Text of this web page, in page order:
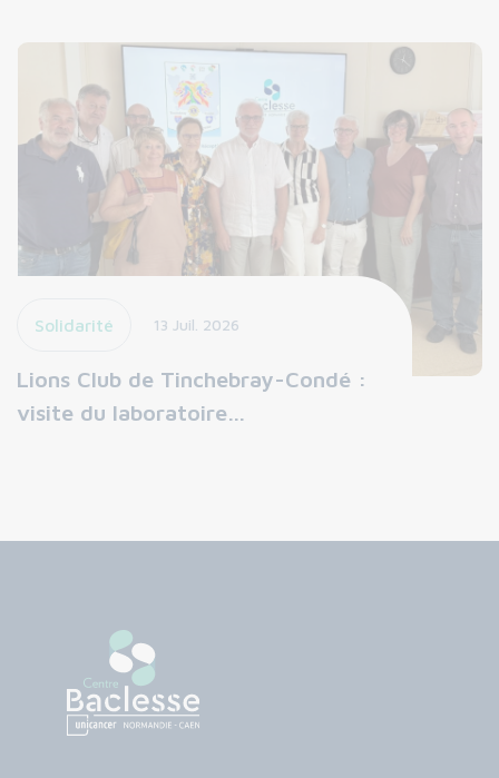
Solidarité 13 Juil. 2026
Lions Club de Tinchebray-Condé :
visite du laboratoire…